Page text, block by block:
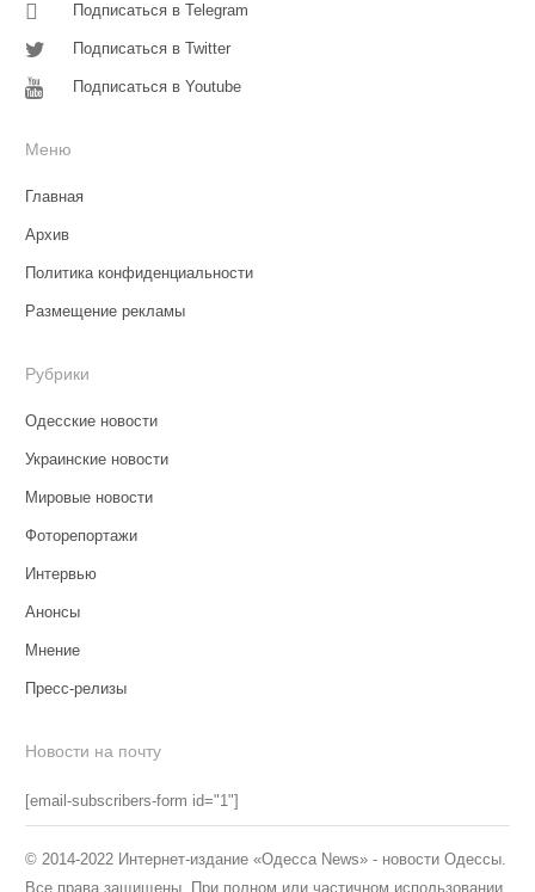
Подписаться в Telegram
Подписаться в Twitter
Подписаться в Youtube
Меню
Главная
Архив
Политика конфиденциальности
Размещение рекламы
Рубрики
Одесские новости
Украинские новости
Мировые новости
Фоторепортажи
Интервью
Анонсы
Мнение
Пресс-релизы
Новости на почту
[email-subscribers-form id="1"]
© 2014-2022 Интернет-издание «Одесса News» - новости Одессы.
Все права защищены. При полном или частичном использовании